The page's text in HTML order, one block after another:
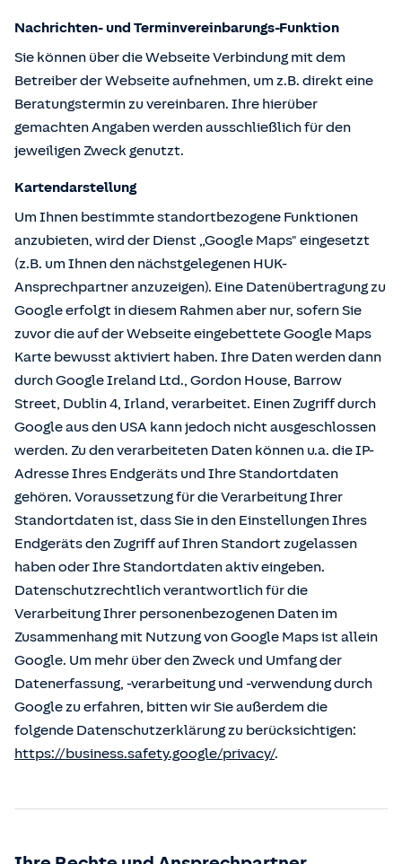
Nachrichten- und Terminvereinbarungs-Funktion
Sie können über die Webseite Verbindung mit dem
Betreiber der Webseite aufnehmen, um z.B. direkt eine
Beratungstermin zu vereinbaren. Ihre hierüber
gemachten Angaben werden ausschließlich für den
jeweiligen Zweck genutzt.
Kartendarstellung
Um Ihnen bestimmte standortbezogene Funktionen
anzubieten, wird der Dienst „Google Maps" eingesetzt
(z.B. um Ihnen den nächstgelegenen HUK-
Ansprechpartner anzuzeigen). Eine Datenübertragung zu
Google erfolgt in diesem Rahmen aber nur, sofern Sie
zuvor die auf der Webseite eingebettete Google Maps
Karte bewusst aktiviert haben. Ihre Daten werden dann
durch Google Ireland Ltd., Gordon House, Barrow
Street, Dublin 4, Irland, verarbeitet. Einen Zugriff durch
Google aus den USA kann jedoch nicht ausgeschlossen
werden. Zu den verarbeiteten Daten können u.a. die IP-
Adresse Ihres Endgeräts und Ihre Standortdaten
gehören. Voraussetzung für die Verarbeitung Ihrer
Standortdaten ist, dass Sie in den Einstellungen Ihres
Endgeräts den Zugriff auf Ihren Standort zugelassen
haben oder Ihre Standortdaten aktiv eingeben.
Datenschutzrechtlich verantwortlich für die
Verarbeitung Ihrer personenbezogenen Daten im
Zusammenhang mit Nutzung von Google Maps ist allein
Google. Um mehr über den Zweck und Umfang der
Datenerfassung, -verarbeitung und -verwendung durch
Google zu erfahren, bitten wir Sie außerdem die
folgende Datenschutzerklärung zu berücksichtigen:
https://business.safety.google/privacy/.